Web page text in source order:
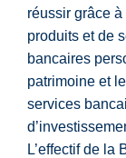
réussir grâce
produits et de
bancaires
patrimoine et
services
L’effectif de la